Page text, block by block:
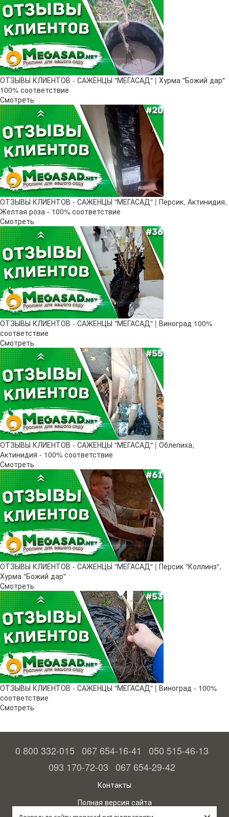
ОТЗЫВЫ КЛИЕНТОВ - САЖЕНЦЫ "МЕГАСАД" | Хурма "Божий дар" ​
100% соответствие
Смотреть
ОТЗЫВЫ КЛИЕНТОВ - САЖЕНЦЫ "МЕГАСАД" | Персик, Актинидия,
Желтая роза - 100% соответствие
Смотреть
ОТЗЫВЫ КЛИЕНТОВ - САЖЕНЦЫ "МЕГАСАД" | Виноград 100%
соответствие
Смотреть
ОТЗЫВЫ КЛИЕНТОВ - САЖЕНЦЫ "МЕГАСАД" | Облепиха,
Актинидия - 100% соответствие
Смотреть
ОТЗЫВЫ КЛИЕНТОВ - САЖЕНЦЫ "МЕГАСАД" | Персик "Коллинз",
Хурма "Божий дар"
Смотреть
ОТЗЫВЫ КЛИЕНТОВ - САЖЕНЦЫ "МЕГАСАД" | Виноград - 100%
соответствие
Смотреть
0 800 332-015 067 654-16-41
050 515-46-13
093 170-72-03 067 654-29-42
Контакты
Полная версия сайта